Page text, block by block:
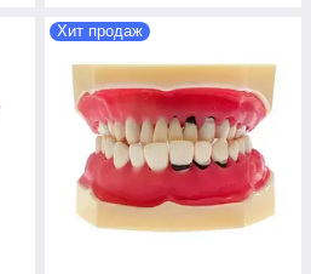
Хит продаж